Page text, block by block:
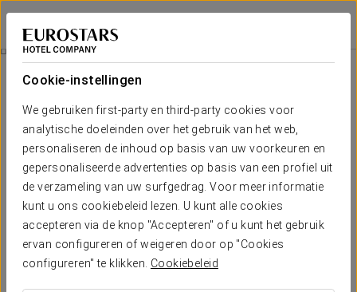
Cookie-instellingen
We gebruiken first-party en third-party cookies voor
analytische doeleinden over het gebruik van het web,
personaliseren de inhoud op basis van uw voorkeuren en
gepersonaliseerde advertenties op basis van een profiel uit
de verzameling van uw surfgedrag. Voor meer informatie
kunt u ons cookiebeleid lezen. U kunt alle cookies
accepteren via de knop "Accepteren" of u kunt het gebruik
ervan configureren of weigeren door op "Cookies
configureren" te klikken. Cookiebeleid
Eurostars Conquistador
CÓRDOBA
Kamers
Het comfort en de rust die je nodig
hebt
Het Eurostars Conquistador beschikt over 130 rustige en
comfortabele kamers, volledig uitgerust en gedecoreerd met
motieven uit de Mozarabische architectuur uit het
kalifaattijdperk, onder andere voorzien van satelliet-tv, WiFi, een
bureau, een minibar en een haardroger.
Er zijn 3 junior suites, waarvan sommige met een kingsize bed
en sfeervol uitzicht op de binnenplaats of de moskee, ideaal